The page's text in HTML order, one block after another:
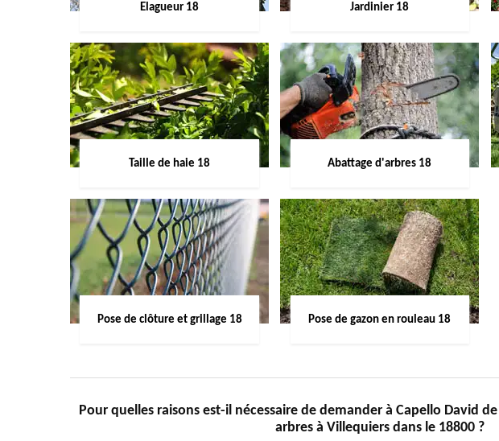
Elagueur 18 Jardinier 18
Taille de haie 18 Abattage d'arbres 18
Pose de clôture et grillage 18 Pose de gazon en rouleau 18
Pour quelles raisons est-il nécessaire de demander à Capello David
arbres à Villequiers dans le 18800 ?